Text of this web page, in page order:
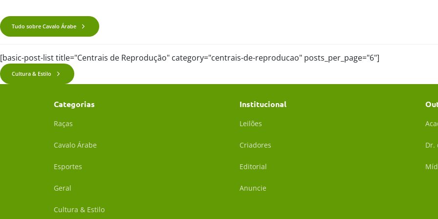
Tudo sobre Cavalo Árabe
[basic-post-list title="Centrais de Reprodução" category="centrais-de-reproducao" posts_per_page="6"]
Cultura & Estilo
Categorias
Raças
Cavalo Árabe
Esportes
Geral
Cultura & Estilo
Institucional
Leilões
Criadores
Editorial
Anuncie
Dr.